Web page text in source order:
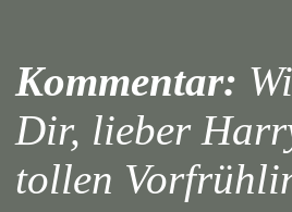
Kommentar:
Dir, lieber
tollen